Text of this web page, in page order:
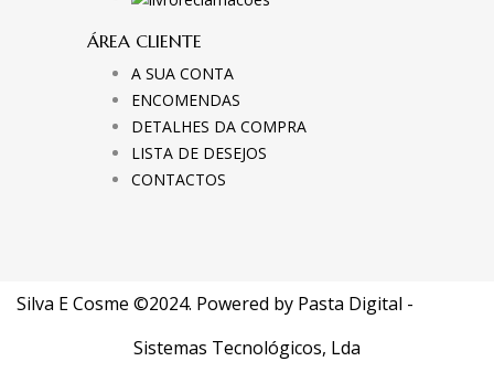
ÁREA CLIENTE
A SUA CONTA
ENCOMENDAS
DETALHES DA COMPRA
LISTA DE DESEJOS
CONTACTOS
Silva E Cosme ©2024. Powered by Pasta Digital -
Sistemas Tecnológicos, Lda